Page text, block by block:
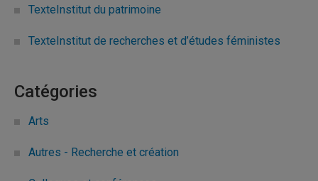
TexteInstitut du patrimoine
TexteInstitut de recherches et d’études féministes
Catégories
Arts
Autres - Recherche et création